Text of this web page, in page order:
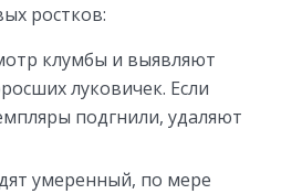
ростков:
клумбы и выявляют
луковичек. Если
подгнили, удаляют
умеренный, по мере